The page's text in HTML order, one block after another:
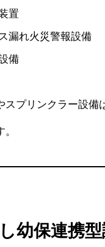
置
漏れ火災警報設備
備
スプリンクラー設
し幼保連携